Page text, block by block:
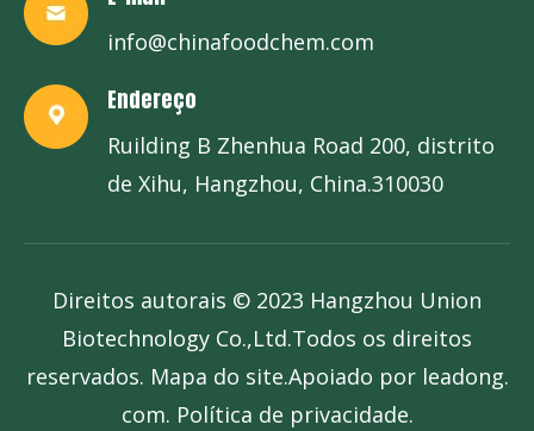
info@chinafoodchem.com
Endereço
Ruilding B Zhenhua Road 200, distrito
de Xihu, Hangzhou, China.310030
Direitos autorais © 2023 Hangzhou Union
Biotechnology Co.,Ltd.Todos os direitos
reservados. Mapa do site.Apoiado por leadong.
com. Política de privacidade.